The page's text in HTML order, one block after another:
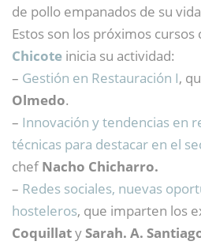
de pollo empanados de su
Estos son los próximos cursos
Chicote inicia su actividad:
– Gestión en Restauración I,
Olmedo.
– Innovación y tendencias en
técnicas para destacar en el
chefNacho Chicharro.
– Redes sociales, nuevas
hosteleros, que imparten los
CoquillatySarah. A.